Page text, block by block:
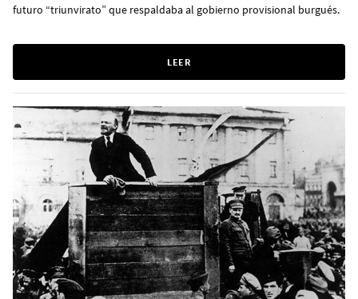
futuro “triunvirato” que respaldaba al gobierno provisional burgués.
LEER